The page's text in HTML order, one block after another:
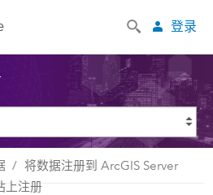
登录
将数据注册到 ArcGIS Server
上注册